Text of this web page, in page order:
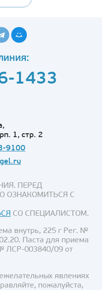
1433
1, стр. 2
9100
ПЕРЕД
ОЗНАКОМИТЬСЯ С
СО СПЕЦИАЛИСТОМ.
внутрь, 225 г Рег. №
Паста для приема
ЛСР-003840/09 от
явлениях
пожалуйста,